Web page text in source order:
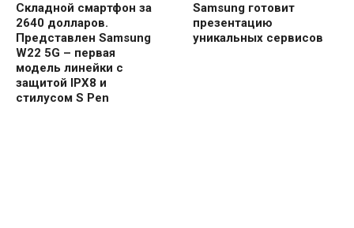
Складной смартфон за
2640 долларов.
Представлен Samsung
W22 5G – первая
модель линейки с
защитой IPX8 и
стилусом S Pen
Samsung готовит
презентацию
уникальных сервисов